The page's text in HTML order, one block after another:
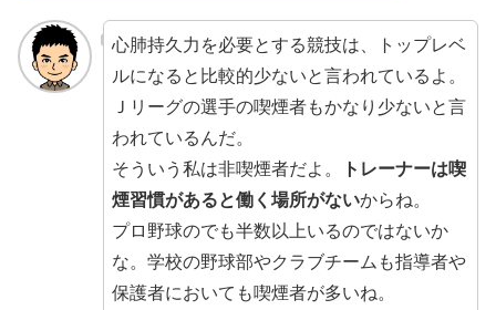
心肺持久力を必要とする競技は、トップレベ
ルになると比較的少ないと言われているよ。
Ｊリーグの選手の喫煙者もかなり少ないと言
われているんだ。
そういう私は非喫煙者だよ。
トレーナーは喫
煙習慣があると働く場所がないからね。
プロ野球のでも半数以上いるのではないか
な。学校の野球部やクラブチームも指導者や
保護者においても喫煙者が多いね。